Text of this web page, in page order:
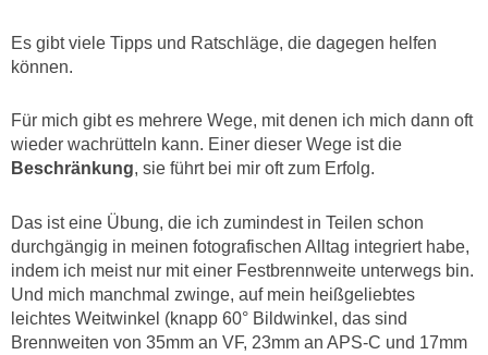
Es gibt viele Tipps und Ratschläge, die dagegen helfen
können.
Für mich gibt es mehrere Wege, mit denen ich mich dann oft
wieder wachrütteln kann. Einer dieser Wege ist die
Beschränkung, sie führt bei mir oft zum Erfolg.
Das ist eine Übung, die ich zumindest in Teilen schon
durchgängig in meinen fotografischen Alltag integriert habe,
indem ich meist nur mit einer Festbrennweite unterwegs bin.
Und mich manchmal zwinge, auf mein heißgeliebtes
leichtes Weitwinkel (knapp 60° Bildwinkel, das sind
Brennweiten von 35mm an VF, 23mm an APS-C und 17mm